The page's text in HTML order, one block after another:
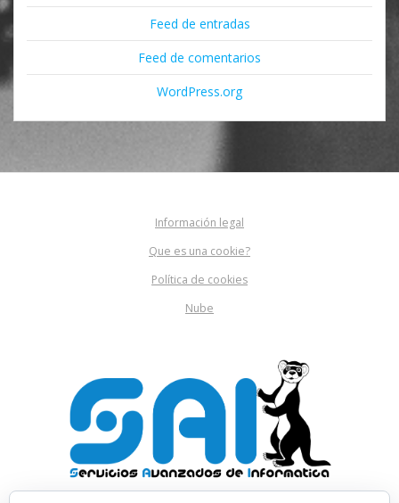
Feed de entradas
Feed de comentarios
WordPress.org
Información legal
Que es una cookie?
Política de cookies
Nube